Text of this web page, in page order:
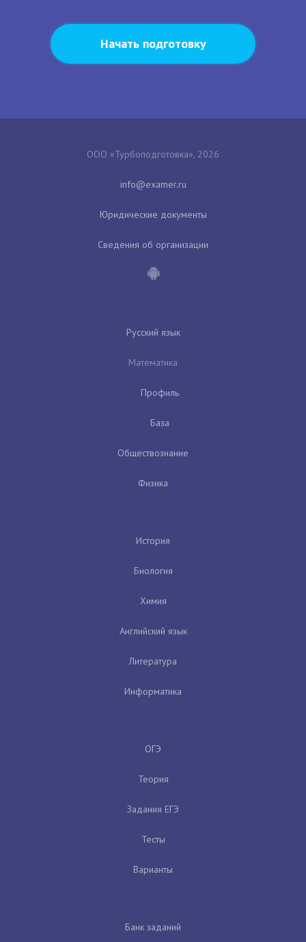
Начать подготовку
ООО «Турбоподготовка», 2026
Юридические документы
Сведения об организации
Русский язык
Математика
Профиль
База
Обществознание
Физика
История
Биология
Химия
Английский язык
Литература
Информатика
ОГЭ
Теория
Задания ЕГЭ
Тесты
Варианты
Банк заданий